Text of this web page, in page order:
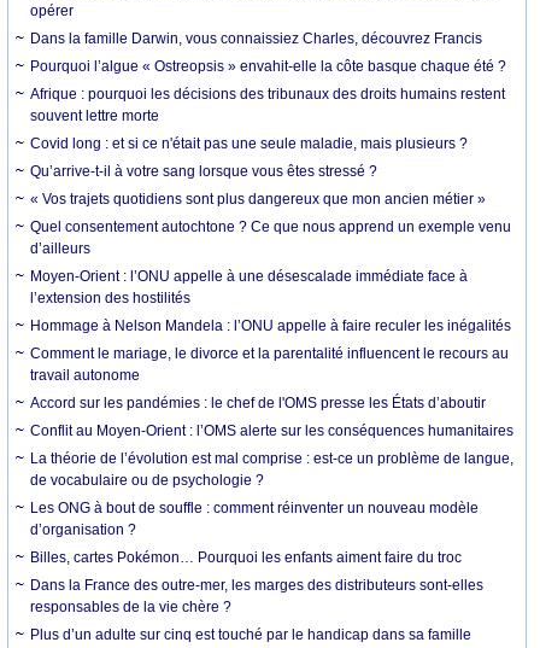
opérer
Dans la famille Darwin, vous connaissiez Charles, découvrez Francis
Pourquoi l’algue « Ostreopsis » envahit-elle la côte basque chaque été ?
Afrique : pourquoi les décisions des tribunaux des droits humains restent
souvent lettre morte
Covid long : et si ce n'était pas une seule maladie, mais plusieurs ?
Qu’arrive-t-il à votre sang lorsque vous êtes stressé ?
« Vos trajets quotidiens sont plus dangereux que mon ancien métier »
Quel consentement autochtone ? Ce que nous apprend un exemple venu
d’ailleurs
Moyen-Orient : l’ONU appelle à une désescalade immédiate face à
l’extension des hostilités
Hommage à Nelson Mandela : l’ONU appelle à faire reculer les inégalités
Comment le mariage, le divorce et la parentalité influencent le recours au
travail autonome
Accord sur les pandémies : le chef de l'OMS presse les États d’aboutir
Conflit au Moyen-Orient : l’OMS alerte sur les conséquences humanitaires
La théorie de l’évolution est mal comprise : est-ce un problème de langue,
de vocabulaire ou de psychologie ?
Les ONG à bout de souffle : comment réinventer un nouveau modèle
d’organisation ?
Billes, cartes Pokémon… Pourquoi les enfants aiment faire du troc
Dans la France des outre-mer, les marges des distributeurs sont-elles
responsables de la vie chère ?
Plus d’un adulte sur cinq est touché par le handicap dans sa famille